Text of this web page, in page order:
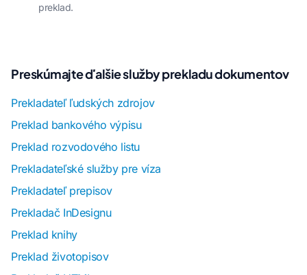
preklad.
Preskúmajte ďalšie služby prekladu dokumentov
Prekladateľ ľudských zdrojov
Preklad bankového výpisu
Preklad rozvodového listu
Prekladateľské služby pre víza
Prekladateľ prepisov
Prekladač InDesignu
Preklad knihy
Preklad životopisov